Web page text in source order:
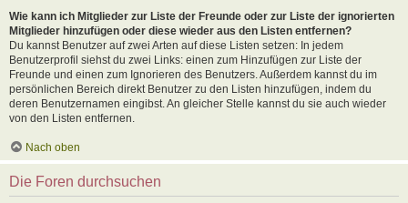
Wie kann ich Mitglieder zur Liste der Freunde oder zur Liste der ignorierten
Mitglieder hinzufügen oder diese wieder aus den Listen entfernen?
Du kannst Benutzer auf zwei Arten auf diese Listen setzen: In jedem
Benutzerprofil siehst du zwei Links: einen zum Hinzufügen zur Liste der
Freunde und einen zum Ignorieren des Benutzers. Außerdem kannst du im
persönlichen Bereich direkt Benutzer zu den Listen hinzufügen, indem du
deren Benutzernamen eingibst. An gleicher Stelle kannst du sie auch wieder
von den Listen entfernen.
Nach oben
Die Foren durchsuchen